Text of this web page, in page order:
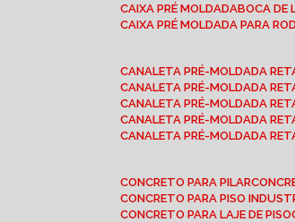
CAIXA PRÉ MOLDADA BOCA
CAIXA PRÉ MOLDADA PARA
CANALETA PRÉ-MOLDADA
CANALETA PRÉ-MOLDADA
CANALETA PRÉ-MOLDADA
CANALETA PRÉ-MOLDADA
CANALETA PRÉ-MOLDADA
CONCRETO PARA PILAR
CONCRETO PARA PISO
CONCRETO PARA LAJE DE PISO